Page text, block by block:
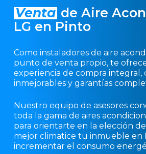
Venta de Aire
LG en Pinto
Como instaladores de aire
punto de venta propio, te
experiencia de compra integral,
inmejorables y garantías
Nuestro equipo de asesores
toda la gama de aires
para orientarte en la elección
mejor climatice tu inmueble en
incrementar el consumo